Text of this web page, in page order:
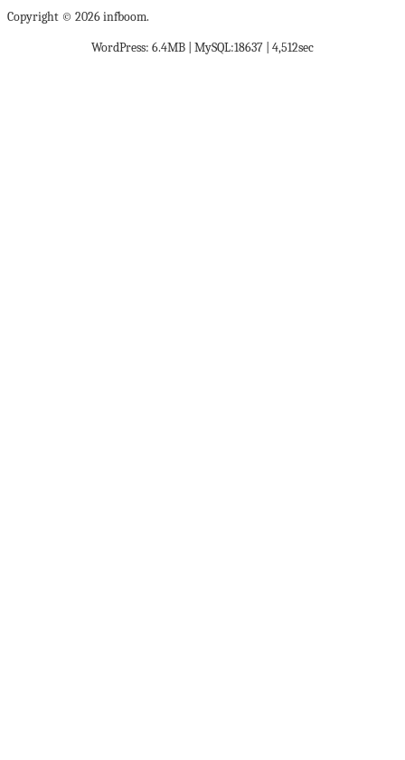
Copyright © 2026 infboom.
WordPress: 6.4MB | MySQL:18637 | 4,512sec